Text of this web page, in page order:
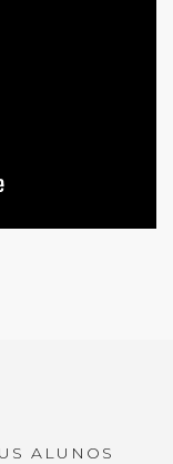
ALUNOS